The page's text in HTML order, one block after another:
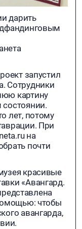
дарить
запустил
Сотрудники
картину
лет, потому
При
на
почти
красивые
«Авангард.
чтобы
авангарда,